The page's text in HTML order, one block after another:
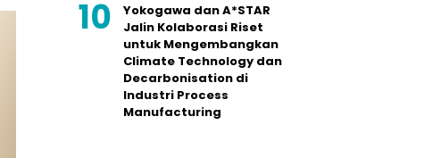
Yokogawa dan A*STAR
Jalin Kolaborasi Riset
untuk Mengembangkan
Climate Technology dan
Decarbonisation di
Industri Process
Manufacturing